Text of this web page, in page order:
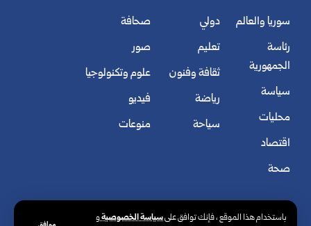
باستخدام هذا الموقع ، فإنك توافق علىسياسة الخصوصيةو
سوريا والعالم
رئاسة
الجمهورية
سياسة
محليات
اقتصاد
صحة
دولي
تعليم
ثقافة وفنون
رياضة
سياحة
صحافة
صور
علوم وتكنولوجيا
فيديو
منوعات